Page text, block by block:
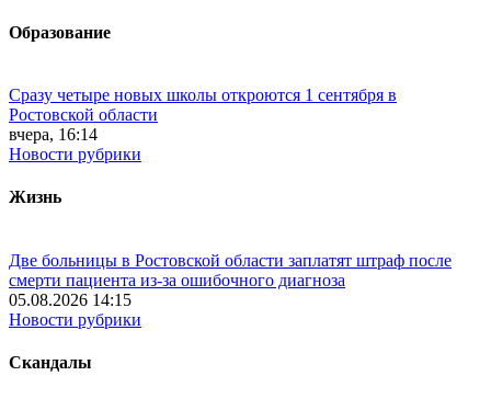
Образование
Сразу четыре новых школы откроются 1 сентября в
Ростовской области
вчера, 16:14
Новости рубрики
Жизнь
Две больницы в Ростовской области заплатят штраф после
смерти пациента из-за ошибочного диагноза
05.08.2026 14:15
Новости рубрики
Скандалы